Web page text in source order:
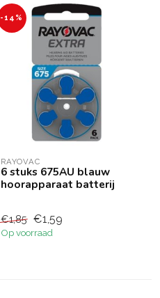
-14%
RAYOVAC
6 stuks 675AU blauw
hoorapparaat batterij
€1,85 €1,59
Op voorraad